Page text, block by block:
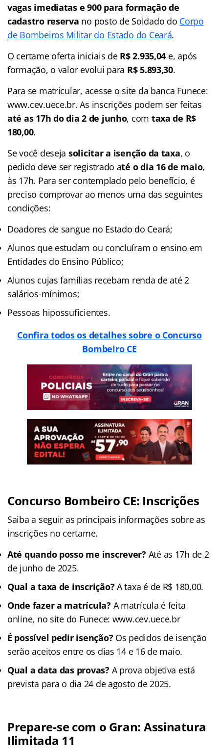
vagas imediatas e 900 para formação de
cadastro reserva no posto de Soldado do Corpo
de Bombeiros Militar do Estado do Ceará.
O certame oferta iniciais de R$ 2.935,04 e, após
formação, o valor evolui para R$ 5.893,30.
Para se matricular, acesse o site da banca Funece:
www.cev.uece.br. As inscrições podem ser feitas
até as 17h do dia 2 de junho, com taxa de R$
180,00.
Se você deseja solicitar a isenção da taxa, o
pedido deve ser registrado até o dia 16 de maio,
às 17h. Para ser contemplado pelo benefício, é
preciso comprovar ao menos uma das seguintes
condições:
Doadores de sangue no Estado do Ceará;
Alunos que estudam ou concluíram o ensino em
Entidades do Ensino Público;
Alunos cujas famílias recebam renda de até 2
salários-mínimos;
Pessoas hipossuficientes.
Confira todos os detalhes sobre o Concurso
Bombeiro CE
Concurso Bombeiro CE: Inscrições
Saiba a seguir as principais informações sobre as
inscrições no certame.
Até quando posso me inscrever?Até as 17h de 2
de junho de 2025.
Qual a taxa de inscrição?A taxa é de R$ 180,00.
Onde fazer a matrícula?A matrícula é feita
online, no site do Funece: www.cev.uece.br
É possível pedir isenção?Os pedidos de isenção
serão aceitos entre os dias 14 e 16 de maio.
Qual a data das provas?A prova objetiva está
prevista para o dia 24 de agosto de 2025.
Prepare-se com o Gran: Assinatura
Ilimitada 11